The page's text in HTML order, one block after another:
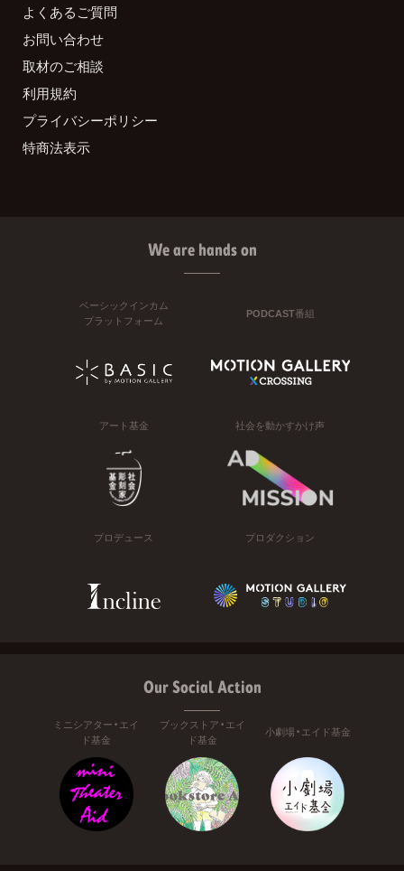
よくあるご質問
お問い合わせ
取材のご相談
利用規約
プライバシーポリシー
特商法表示
We are hands on
ベーシックインカム
プラットフォーム
PODCAST番組
アート基金 社会を動かすかけ声
プロデュース プロダクション
Our Social Action
ミニシアター・エイ
ド基金
ブックストア・エイ
ド基金
小劇場・エイド基金